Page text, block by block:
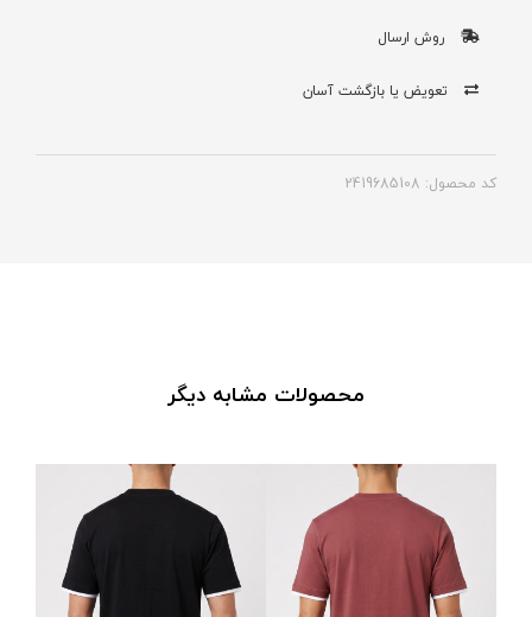
روش ارسال
تعویض یا بازگشت آسان
کد محصول: 2419685108
محصولات مشابه دیگر